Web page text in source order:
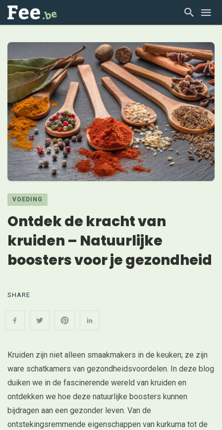
VOEDING
Ontdek de kracht van
kruiden – Natuurlijke
boosters voor je gezondheid
SHARE
Kruiden zijn niet alleen smaakmakers in de keuken; ze zijn
ware schatkamers van gezondheidsvoordelen. In deze blog
duiken we in de fascinerende wereld van kruiden en
ontdekken we hoe deze natuurlijke boosters kunnen
bijdragen aan een gezonder leven. Van de
ontstekingsremmende eigenschappen van kurkuma tot de